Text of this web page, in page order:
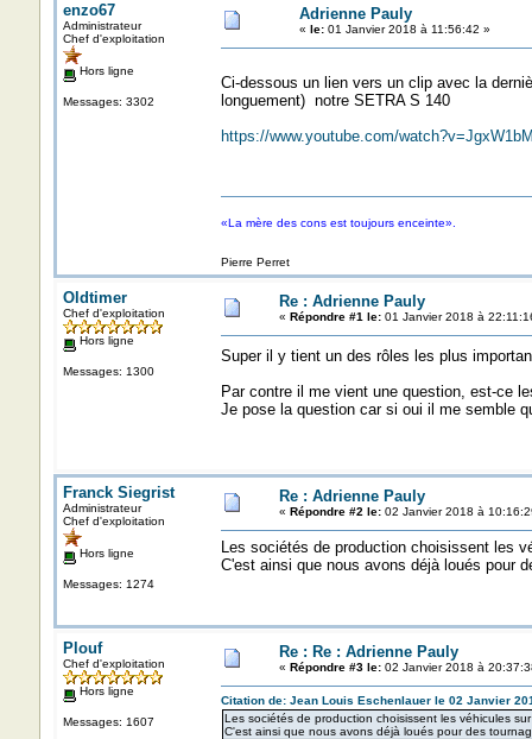
enzo67
Administrateur
Chef d'exploitation
Hors ligne
Messages: 3302
Adrienne Pauly
« le:01 Janvier 2018 à 11:56:42 »
Ci-dessous un lien vers un clip avec la
longuement) notre SETRA S 140
https://www.youtube.com/
«La mère des cons est toujours enceinte».
Pierre Perret
Oldtimer
Chef d'exploitation
Hors ligne
Messages: 1300
Re : Adrienne Pauly
« Répondre #1 le:01 Janvier 2018 à
Super il y tient un des rôles les plus
Par contre il me vient une question, est-ce
Je pose la question car si oui il me semble
Franck Siegrist
Administrateur
Chef d'exploitation
Hors ligne
Messages: 1274
Re : Adrienne Pauly
« Répondre #2 le:02 Janvier 2018 à
Les sociétés de production choisissent les
C'est ainsi que nous avons déjà loués pour
Plouf
Chef d'exploitation
Hors ligne
Messages: 1607
Re : Re : Adrienne Pauly
« Répondre #3 le:02 Janvier 2018 à
Citation de: Jean Louis Eschenlauer le 02 Janvier
Les sociétés de production choisissent les véhicules
C'est ainsi que nous avons déjà loués pour des